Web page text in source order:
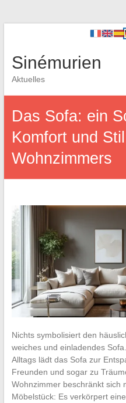
Sinémurien
Aktuelles
Das Sofa: ein
Komfort und
Wohnzimmers
Nichts symbolisiert den
weiches und einladendes
Alltags lädt das Sofa zur
Freunden und sogar zu
Wohnzimmer beschränkt sich
Möbelstück: Es verkörpert